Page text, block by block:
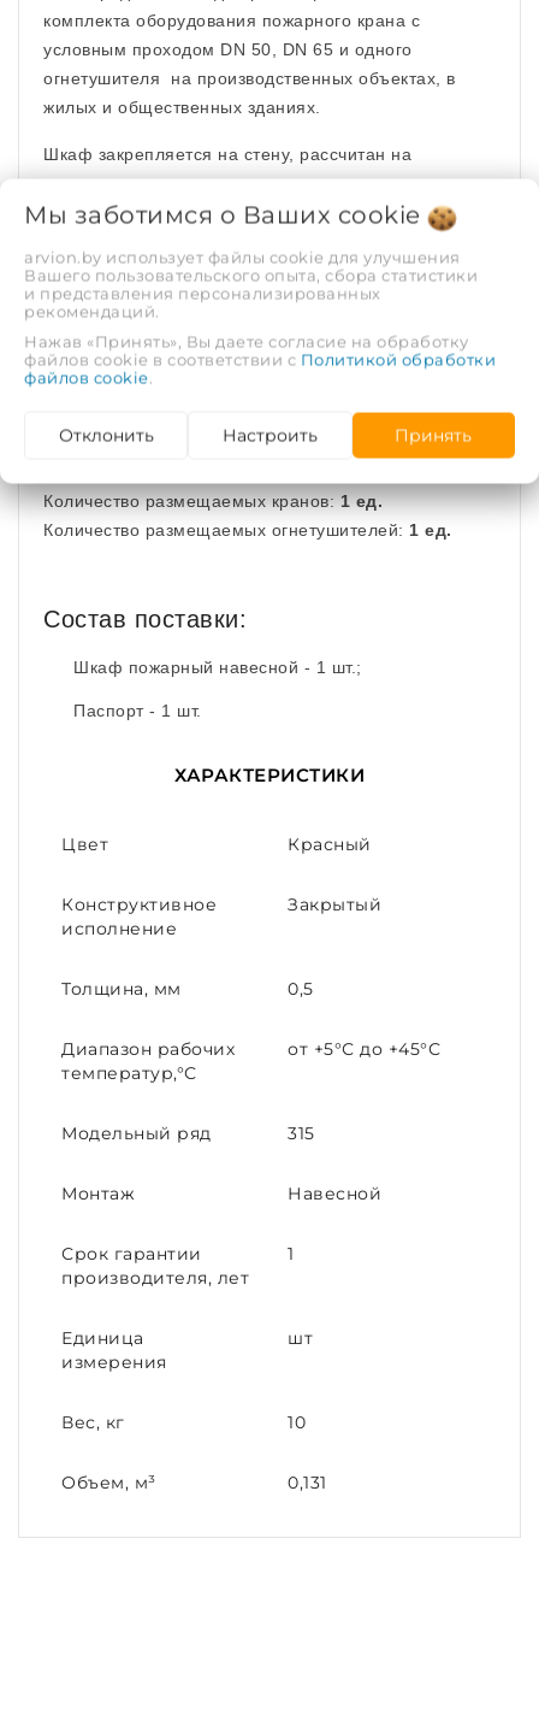
комплекта оборудования пожарного крана с
условным проходом DN 50, DN 65 и одного
огнетушителя на производственных объектах, в
жилых и общественных зданиях.
Шкаф закрепляется на стену, рассчитан на
эксплуатацию в помещениях при температуре от
плюс 5°С до плюс 45°С и относительной влажности
Угол открывания двери - не менее 160°. Угол
поворота кассеты не менее 90°. Условный проход
пожарного крана DN 50 и DN 65.
Количество размещаемых кранов:1 ед.
Количество размещаемых огнетушителей: 1 ед.
Состав поставки:
Шкаф пожарный навесной - 1 шт.;
Паспорт - 1 шт.
ХАРАКТЕРИСТИКИ
Цвет Красный
Конструктивное
исполнение
Закрытый
Толщина, мм 0,5
Диапазон рабочих
температур,°С
от +5°С до +45°С
Модельный ряд 315
Монтаж Навесной
Срок гарантии
производителя, лет
1
Единица
измерения
шт
Вес, кг 10
Объем, м³ 0,131
Мы заботимся о Ваших cookie
arvion.by использует файлы cookie для улучшения
Вашего пользовательского опыта, сбора статистики
и представления персонализированных
рекомендаций.
Нажав «Принять», Вы даете согласие на обработку
файлов cookie в соответствии с Политикой обработки
файлов cookie
Отклонить Настроить Принять